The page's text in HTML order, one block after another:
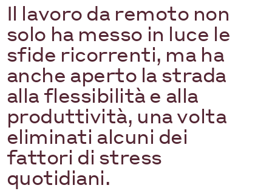
Il lavoro da remoto non
solo ha messo in luce le
sfide ricorrenti, ma ha
anche aperto la strada
alla flessibilità e alla
produttività, una volta
eliminati alcuni dei
fattori di stress
quotidiani.